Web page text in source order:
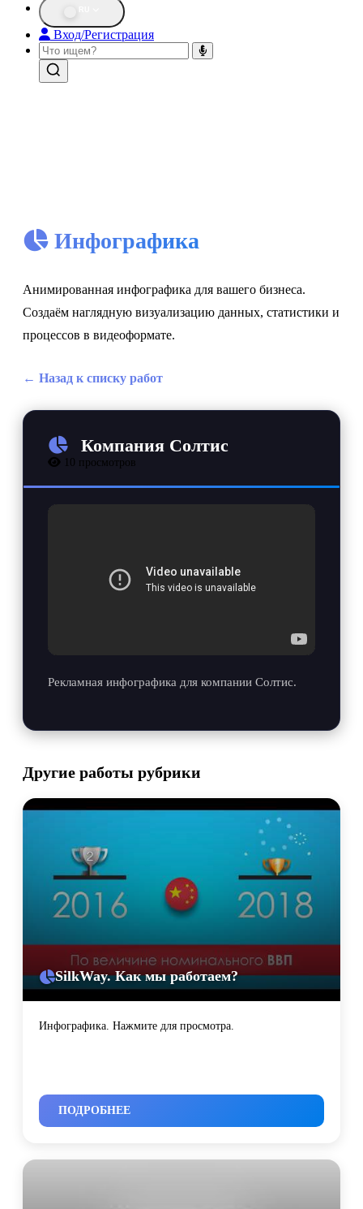
Вход/Регистрация
Инфографика
Анимированная инфографика для вашего бизнеса.
Создаём наглядную визуализацию данных, статистики и
процессов в видеоформате.
← Назад к списку работ
Компания Солтис
10 просмотров
Рекламная инфографика для компании Солтис.
Другие работы рубрики
SilkWay. Как мы работаем?
Инфографика. Нажмите для просмотра.
ПОДРОБНЕЕ